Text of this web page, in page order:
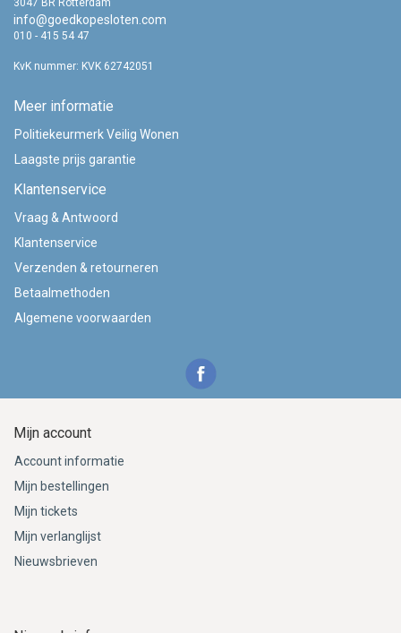
3047 BR Rotterdam
info@goedkopesloten.com
010 - 415 54 47
KvK nummer: KVK 62742051
Meer informatie
Politiekeurmerk Veilig Wonen
Laagste prijs garantie
Klantenservice
Vraag & Antwoord
Klantenservice
Verzenden & retourneren
Betaalmethoden
Algemene voorwaarden
Mijn account
Account informatie
Mijn bestellingen
Mijn tickets
Mijn verlanglijst
Nieuwsbrieven